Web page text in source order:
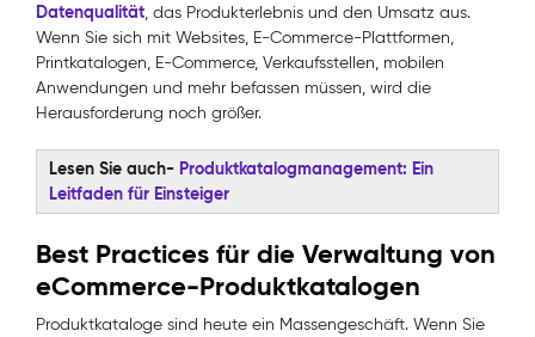
Datenqualität, das Produkterlebnis und den Umsatz aus.
Wenn Sie sich mit Websites, E-Commerce-Plattformen,
Printkatalogen, E-Commerce, Verkaufsstellen, mobilen
Anwendungen und mehr befassen müssen, wird die
Herausforderung noch größer.
Lesen Sie auch- Produktkatalogmanagement: Ein
Leitfaden für Einsteiger
Best Practices für die Verwaltung von
eCommerce-Produktkatalogen
Produktkataloge sind heute ein Massengeschäft. Wenn Sie